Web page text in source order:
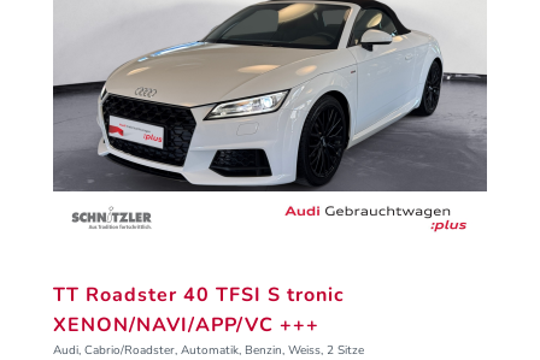
TT Roadster 40 TFSI S tronic
XENON/NAVI/APP/VC +++
Audi, Cabrio/Roadster, Automatik, Benzin, Weiss, 2 Sitze